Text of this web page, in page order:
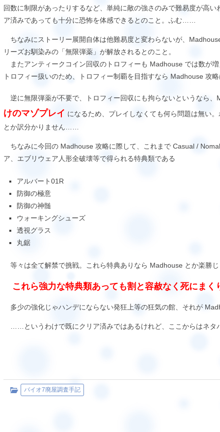
回数に制限があったりするなど、単純に敵の強さのみで難易度が高
ア済みであっても十分に恐怖を体感できるとのこと。ふむ……
ちなみにストーリー展開自体は他難易度と変わらないが、
リーズお馴染みの「無限弾薬」が解放されるとのこと。
またアンティークコイン回収のトロフィーも Madhouse では数が
トロフィー扱いのため、トロフィー制覇を目指すなら Madhouse 攻
逆に無限弾薬が不要で、トロフィー回収にも拘らないというなら
けのマゾプレイ になるため、プレイしなくても何ら問題は無い
とか訳分かりません……
ちなみに今回の Madhouse 攻略に際して、これまで Casual /
ア、エブリウェア人形全破壊等で得られる特典類である
アルバート01R
防御の極意
防御の神髄
ウォーキングシューズ
透視グラス
丸鋸
等々は全て解禁で挑戦。これら特典ありなら Madhouse とか楽勝
これら強力な特典類あっても割と容赦なく死にまく
多少の強化じゃハンデにならない発狂上等の狂気の館、それが
……というわけで既にクリア済みではあるけれど、ここからはネタ
バイオ7廃屋調査手記